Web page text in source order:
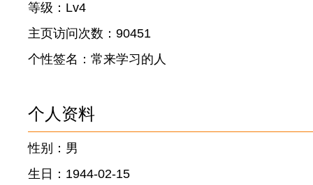
等级：Lv4
主页访问次数：90451
个性签名：常来学习的人
个人资料
性别：男
生日：1944-02-15